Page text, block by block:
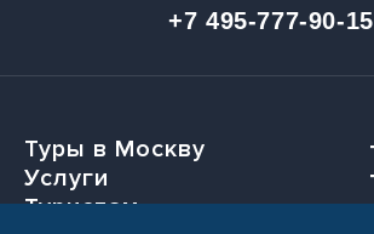
+7 495-777-90-15
Туры в Москву
Услуги
Туристам